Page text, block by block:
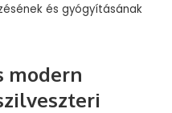
és gyógyításának
modern